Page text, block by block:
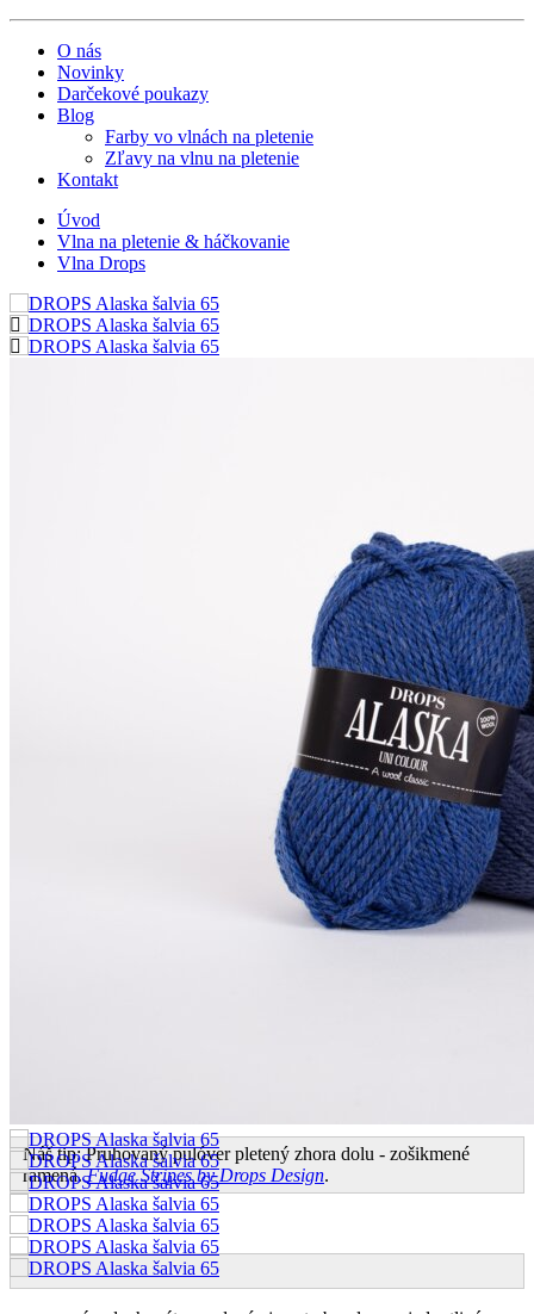
O nás
Novinky
Darčekové poukazy
Blog
Farby vo vlnách na pletenie
Zľavy na vlnu na pletenie
Kontakt
Úvod
Vlna na pletenie & háčkovanie
Vlna Drops
je klasicky spriadaná, chemicky neošetrená 100 %
strižná vlna. Vlákna pred farbením prechádzajú iba šetrným
vymývaním a následne bežným farbiacim procesom, takže si
zachovávajú všetky svoje prirodzené vlastnosti. Vďaka tomu je
priadza tvarovo stála, pevná a krásne vynikne aj jej štruktúra.
Táto 3-vláknová vlnená priadza patrí k stáliciam kolekcie DROPS –
na trhu je od polovice 80. rokov a dodnes patrí medzi
najobľúbenejšie. Nájdete ju vo veľkej palete farieb a v databáze
DROPS je k dispozícii množstvo modelov na pletenie, háčkovanie
aj plstenie – pre dámy, pánov, deti i do domácnosti.
Vo farebnici sa nachádzajú aj tzv. mixované odtiene, ktoré vznikajú
spojením viacerých farebných vlákien už pri mykaní. Výsledkom je
viacfarebný „miešaný“ efekt, ktorý dodá hotovým projektom
Náš tip: Pruhovaný pulóver pletený zhora dolu - zošikmené
ramená.Fudge Stripes by Drops Design.